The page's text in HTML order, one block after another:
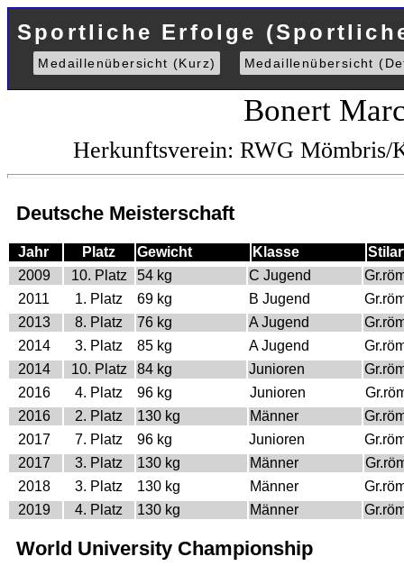
Sportliche Erfolge
Medaillenübersicht (Kurz) Medaillenübersicht
Bonert
Herkunftsverein: RWG Mömbris/
Deutsche Meisterschaft
Jahr Platz Gewicht Klasse
2009
10. Platz 54 kg C Jugend
2011
1. Platz 69 kg B Jugend
2013
8. Platz 76 kg A Jugend
2014
3. Platz 85 kg A Jugend
2014
10. Platz 84 kg Junioren
2016
4. Platz 96 kg Junioren
2016
2. Platz 130 kg Männer
2017
7. Platz 96 kg Junioren
2017
3. Platz 130 kg Männer
2018
3. Platz 130 kg Männer
2019
4. Platz 130 kg Männer
World University Championship